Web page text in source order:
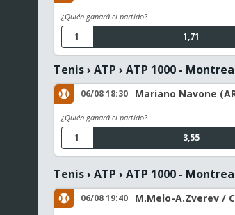
¿Quién ganará el partido?
1,71
1
Tenis› ATP › ATP 1000 -
06/08 18:30 Mariano Navone
¿Quién ganará el partido?
3,55
1
Tenis› ATP › ATP 1000 -
06/08 19:40 M.Melo-A.Zverev /